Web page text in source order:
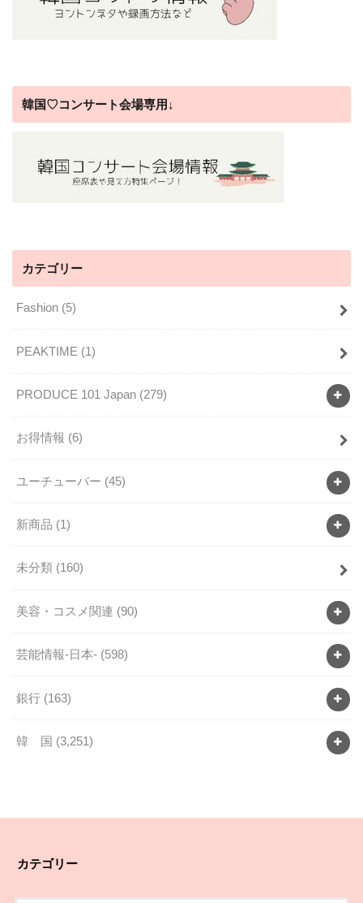
韓国♡コンサート会場専用↓
カテゴリー
Fashion (5)
PEAKTIME (1)
PRODUCE 101 Japan (279)
お得情報 (6)
ユーチューバー (45)
新商品 (1)
未分類 (160)
美容・コスメ関連 (90)
芸能情報-日本- (598)
銀行 (163)
韓 国 (3,251)
カテゴリー